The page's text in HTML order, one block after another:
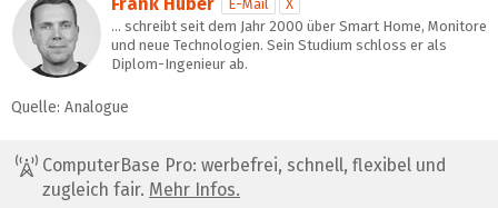
E-Mail
X
… schreibt seit dem Jahr 2000 über Smart Home, Monitore
und neue Technologien. Sein Studium schloss er als
Diplom-Ingenieur ab.
Quelle: Analogue
ComputerBase Pro: werbefrei, schnell, flexibel und
zugleich fair. Mehr Infos.